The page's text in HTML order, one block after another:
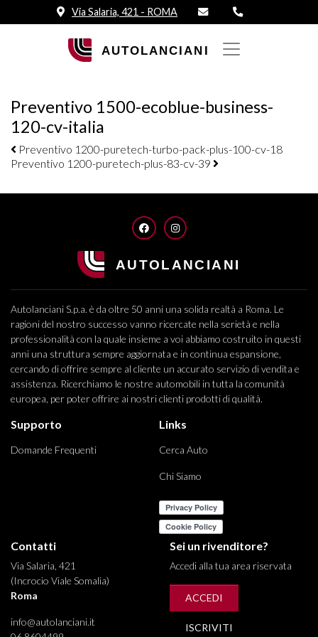
Via Salaria, 421 - ROMA
Preventivo 1500-ecoblue-business-
120-cv-italia
Navigazione elementi
Preventivo 1200-puretech-turbo-pack-plus-100-cv-18
Preventivo 1200-puretech-plus-83-cv-39
FACEBOOKINSTAGRAM
Autolanciani S.p.a. è da oltre 50 anni una solida realtà a Roma. Le
ragioni del nostro successo vanno ricercate nella serietà e nella
professionalità con la quale insieme a voi abbiamo costruito in questi
anni una struttura sempre aggiornata e in continua espansione,
cercando di offrire sempre al cliente un accurato servizio di vendita e
assistenza. Ricerchiamo le nostre automobili in tutta la comunità
europea, per poter offrire ai nostri clienti prodotti di qualità.
Supporto
Domande Frequenti
Links
Cerca Auto
Chi Siamo
Contatti
Via Salaria, 421
(Incrocio Viale Somalia)
Roma
info@autolanciani.it
Sei un rivenditore?
Accedi alla tua area riservata
ACCEDI
ISCRIVITI